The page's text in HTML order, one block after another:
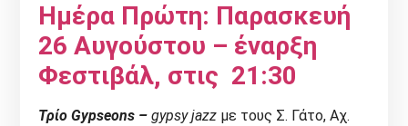
Ημέρα Πρώτη: Παρασκευή
26 Αυγούστου – έναρξη
Φεστιβάλ, στις 21:30
Τρίο Gypseons –gypsyjazz με τους Σ. Γάτο, Αχ.